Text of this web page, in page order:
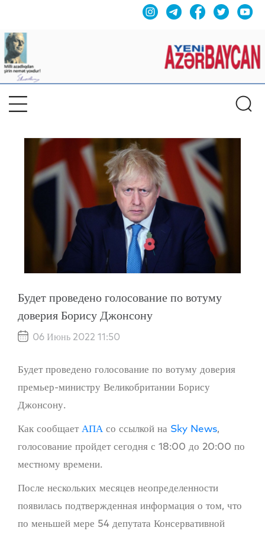
Будет проведено голосование по вотуму
доверия Борису Джонсону
06 Июнь 2022 11:50
Будет проведено голосование по вотуму доверия
премьер-министру Великобритании Борису
Джонсону.
Как сообщает АПА со ссылкой на Sky News,
голосование пройдет сегодня с 18:00 до 20:00 по
местному времени.
После нескольких месяцев неопределенности
появилась подтвержденная информация о том, что
по меньшей мере 54 депутата Консервативной